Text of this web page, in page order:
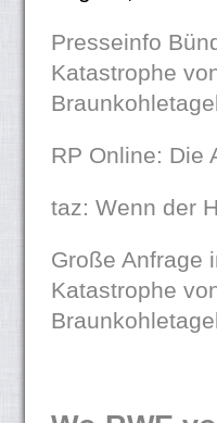
Presseinfo
Katastrophe
RP Online: Die
taz: Wenn der
Große Anfrage
Katastrophe